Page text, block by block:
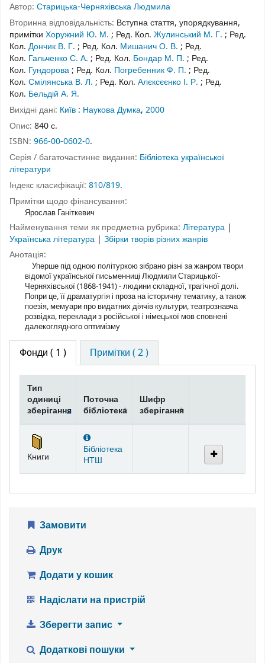
Автор: Старицька-Черняхівська Людмила
Вторинна відповідальність: Вступна стаття, упорядкування,
примітки Хоружний Ю. М. ; Ред. Кол. Жулинський М. Г. ; Ред.
Кол. Дончик В. Г. ; Ред. Кол. Мишанич О. В. ; Ред.
Кол. Гальченко С. А. ; Ред. Кол. Бондар М. П. ; Ред.
Кол. Гундорова; Ред. Кол. Погребенник Ф. П. ; Ред.
Кол. Смілянська В. Л. ; Ред. Кол. Алєксєєнко І. Р. ; Ред.
Кол. Бельдій А. Я.
Вихідні дані: Київ : Наукова Думка, 2000
Опис: 840 с.
ISBN: 966-00-0602-0.
Серія / багаточастинне видання: Бібліотека української
літератури
Індекс класифікації: 810/819.
Примітки щодо фінансування:
Ярослав Ганіткевич
Найменування теми як предметна рубрика: Література |
Українська література | Збірки творів різних жанрів
Анотація:
Уперше під одною політуркою зібрано різні за жанром твори
відомої української письменниці Людмили Старицької-
Черняхівської (1868-1941) - людини складної, трагічної долі.
Попри це, її драматургія і проза на історичну тематику, а також
поезія, мемуари про видатних діячів культури, театрознавча
розвідка, переклади з російської і німецької мов сповнені
далекоглядного оптимізму
Фонди ( 1 ) Примітки ( 2 )
Фонди
Тип
одиниці
зберігання
Поточна
бібліотека
Шифр
зберігання
Книги
Бібліотека
НТШ
Замовити
Друк
Додати у кошик
Надіслати на пристрій
Зберегти запис
Додаткові пошуки